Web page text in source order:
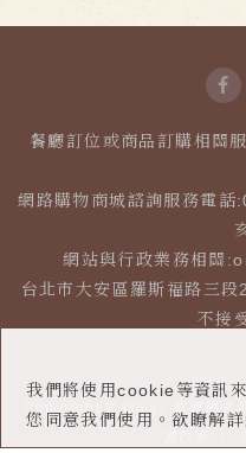
我們將使用cookie等資訊
您同意我們使用。欲瞭解
餐廳訂位或商品訂購相關
網路購物商城諮詢服務電
網站與行政業務相關:
台北市大安區羅斯福路三
不接
Copyright © Omas 歐嬤德